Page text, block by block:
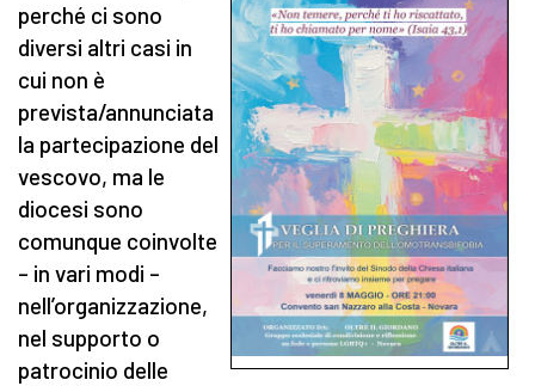
perché ci sono
diversi altri casi in
cui non è
prevista/annunciata
la partecipazione del
vescovo, ma le
diocesi sono
comunque coinvolte
– in vari modi –
nell’organizzazione,
nel supporto o
patrocinio delle